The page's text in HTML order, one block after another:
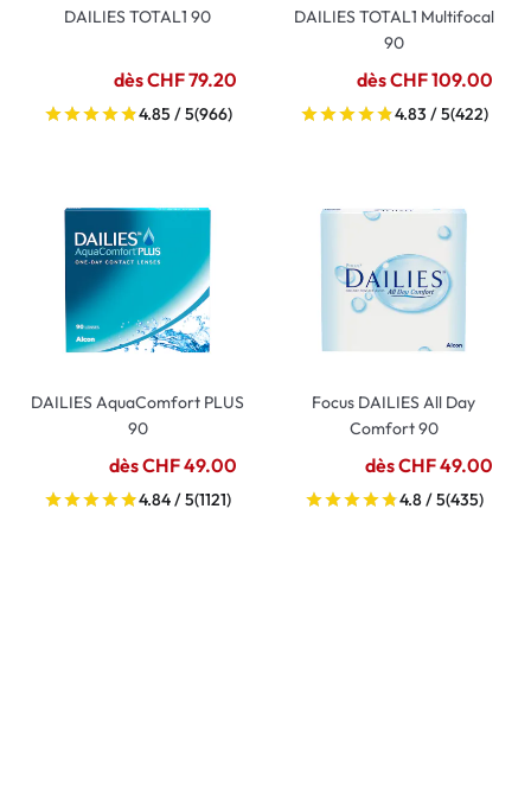
DAILIES TOTAL1 90
dès CHF 79.20
4.85 / 5(966)
DAILIES TOTAL1 Multifocal
90
dès CHF 109.00
4.83 / 5(422)
DAILIES AquaComfort PLUS
90
dès CHF 49.00
4.84 / 5(1121)
Focus DAILIES All Day
Comfort 90
dès CHF 49.00
4.8 / 5(435)